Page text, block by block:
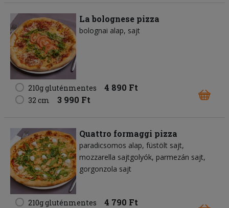
La bolognese pizza
bolognai alap sajt
210g gluténmentes 4 890 Ft
32 cm 3 990 Ft
Quattro formaggi pizza
paradicsomos alap füstölt sajt
mozzarella sajtgolyók parmezán sajt
gorgonzola sajt
210g gluténmentes 4 790 Ft